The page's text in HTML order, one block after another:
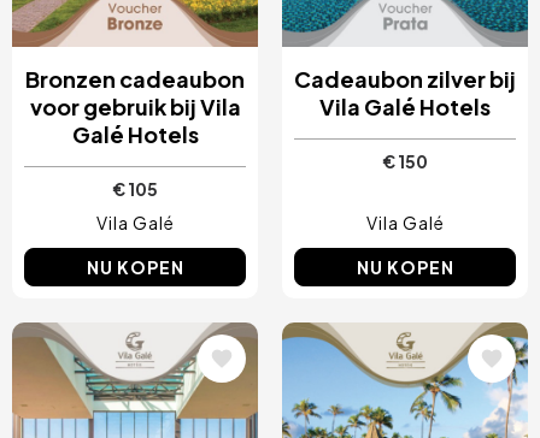
Bronzen cadeaubon
voor gebruik bij Vila
Galé Hotels
€ 105
Vila Galé
NU KOPEN
Cadeaubon zilver bij
Vila Galé Hotels
€ 150
Vila Galé
NU KOPEN
Afbeelding Afbeelding